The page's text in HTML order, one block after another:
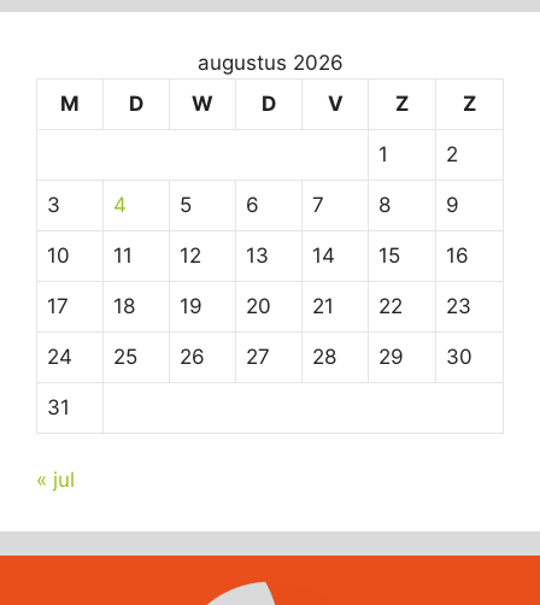
augustus 2026
M
D W D V Z Z
1 2
3 4 5 6 7 8 9
10 11 12 13 14 15 16
17 18 19 20 21 22 23
24 25 26 27 28 29 30
31
« jul